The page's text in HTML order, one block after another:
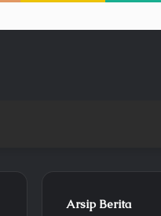
atas Kemerdekaan Indonesia
Arsip Berita